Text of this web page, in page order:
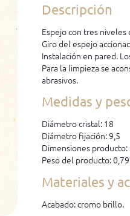
Descripción
Espejo con tres niveles
Giro del espejo
Instalación en pared.
Para la limpieza se
abrasivos.
Medidas y
Diámetro cristal: 18
Diámetro fijación: 9,5
Dimensiones
Peso del producto:
Materiales y
Acabado: cromo brillo.